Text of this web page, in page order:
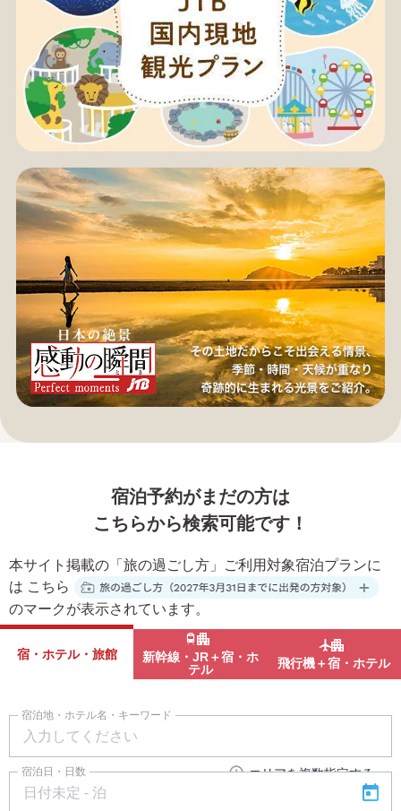
宿泊予約がまだの方は
こちらから検索可能です！
本サイト掲載の「旅の過ごし方」ご利用対象宿泊プランに
は こちら
のマークが表示されています。
宿・ホテル・旅館
新幹線・JR＋宿・ホ
テル
飛行機＋宿・ホテル
宿泊地・ホテル名・キーワード
add_circle_outline エリアを複数指定する
宿泊日・日数
today